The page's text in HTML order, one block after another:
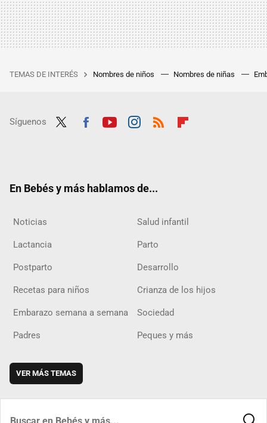
TEMAS DE INTERÉS Nombres de niños Nombres de niñas
Síguenos
En Bebés y más hablamos de...
Noticias Salud infantil
Lactancia Parto
Postparto Desarrollo
Recetas para niños Crianza de los hijos
Embarazo semana a semana Sociedad
Padres Peques y más
VER MÁS TEMAS